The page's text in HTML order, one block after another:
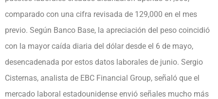
comparado con una cifra revisada de 129,000 en el mes
previo. Según Banco Base, la apreciación del peso coincidió
con la mayor caída diaria del dólar desde el 6 de mayo,
desencadenada por estos datos laborales de junio. Sergio
Cisternas, analista de EBC Financial Group, señaló que el
mercado laboral estadounidense envió señales mucho más